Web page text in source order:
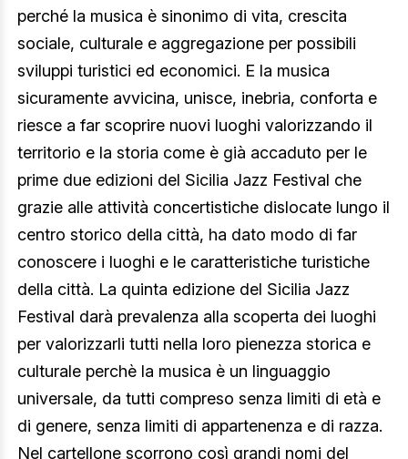
perché la musica è sinonimo di vita, crescita
sociale, culturale e aggregazione per possibili
sviluppi turistici ed economici. E la musica
sicuramente avvicina, unisce, inebria, conforta e
riesce a far scoprire nuovi luoghi valorizzando il
territorio e la storia come è già accaduto per le
prime due edizioni del Sicilia Jazz Festival che
grazie alle attività concertistiche dislocate lungo il
centro storico della città, ha dato modo di far
conoscere i luoghi e le caratteristiche turistiche
della città. La quinta edizione del Sicilia Jazz
Festival darà prevalenza alla scoperta dei luoghi
per valorizzarli tutti nella loro pienezza storica e
culturale perchè la musica è un linguaggio
universale, da tutti compreso senza limiti di età e
di genere, senza limiti di appartenenza e di razza.
Nel cartellone scorrono così grandi nomi del